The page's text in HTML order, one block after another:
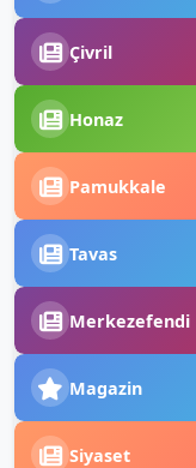
Çivril
Honaz
Pamukkale
Tavas
Merkezefendi
Magazin
Siyaset